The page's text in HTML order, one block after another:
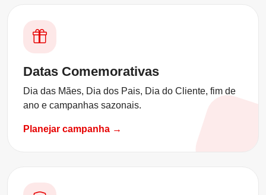
Datas Comemorativas
Dia das Mães, Dia dos Pais, Dia do Cliente, fim de
ano e campanhas sazonais.
Planejar campanha →